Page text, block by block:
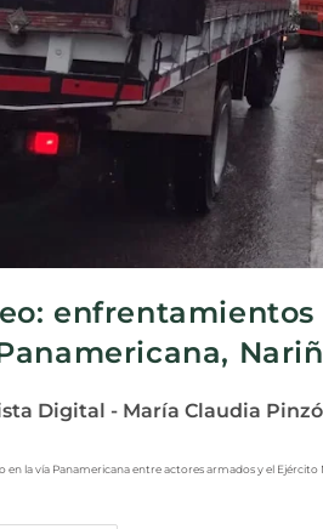
Digital - María Claudia
en la vía Panamericana entre actores armados y el